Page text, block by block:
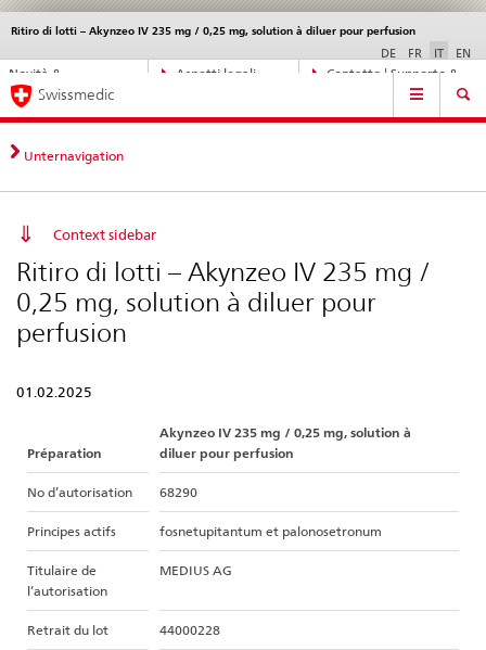
Navigazione
diretta:
novità,
legali,
Novità &
Aspetti legali,
Contatto | Supporto &
Ritiro di lotti – Akynzeo IV 235 mg / 0,25 mg, solution à diluer pour perfusion
DE FR IT EN
Service
Navigation
Swissmedic
Unternavigation
Context sidebar
Ritiro di lotti – Akynzeo IV 235 mg /
0,25 mg, solution à diluer pour
perfusion
01.02.2025
Préparation
Akynzeo IV 235 mg / 0,25 mg, solution à
diluer pour perfusion
No d’autorisation 68290
Principes actifs fosnetupitantum et palonosetronum
Titulaire de
l’autorisation
MEDIUS AG
Retrait du lot 44000228